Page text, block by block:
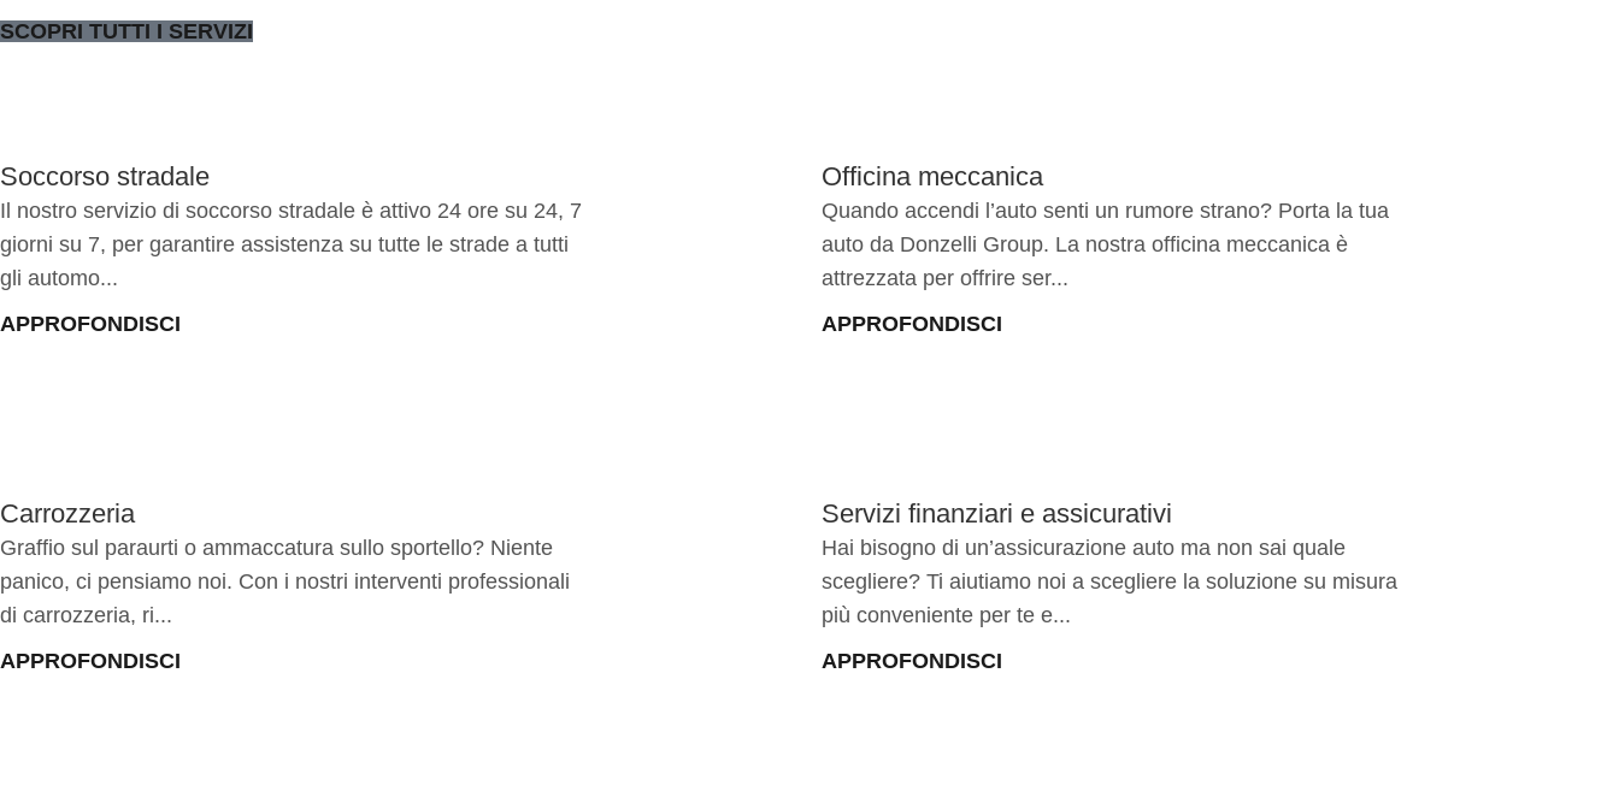
SCOPRI TUTTI I SERVIZI
Soccorso stradale
Il nostro servizio di soccorso stradale è attivo 24 ore su 24, 7
giorni su 7, per garantire assistenza su tutte le strade a tutti
gli automo...
APPROFONDISCI
Officina meccanica
Quando accendi l’auto senti un rumore strano? Porta la tua
auto da Donzelli Group. La nostra officina meccanica è
attrezzata per offrire ser...
APPROFONDISCI
Carrozzeria
Graffio sul paraurti o ammaccatura sullo sportello? Niente
panico, ci pensiamo noi. Con i nostri interventi professionali
di carrozzeria, ri...
APPROFONDISCI
Servizi finanziari e assicurativi
Hai bisogno di un’assicurazione auto ma non sai quale
scegliere? Ti aiutiamo noi a scegliere la soluzione su misura
più conveniente per te e...
APPROFONDISCI